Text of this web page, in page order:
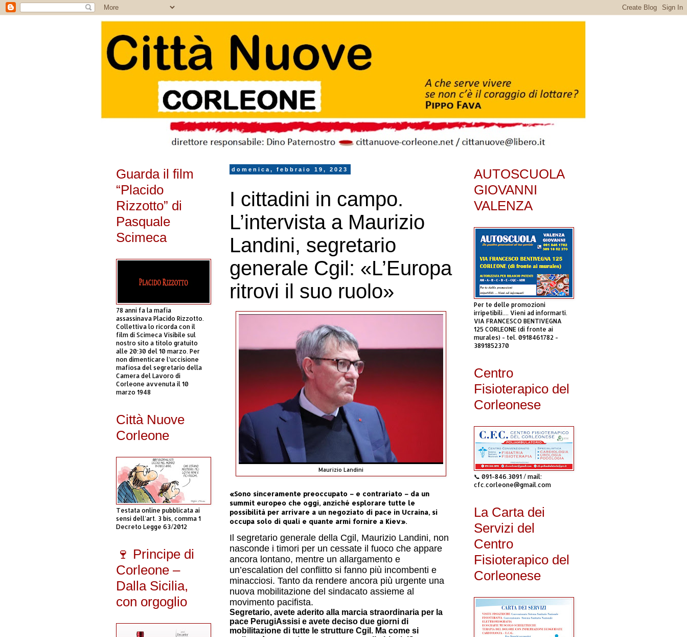
domenica, febbraio 19, 2023
I cittadini in campo.
L’intervista a Maurizio
Landini, segretario
generale Cgil: «L’Europa
ritrovi il suo ruolo»
Maurizio Landini
«Sono sinceramente preoccupato – e contrariato – da un
summit europeo che oggi, anziché esplorare tutte le
possibilità per arrivare a un negoziato di pace in Ucraina, si
occupa solo di quali e quante armi fornire a Kiev».
Il segretario generale della Cgil, Maurizio Landini, non
nasconde i timori per un cessate il fuoco che appare
ancora lontano, mentre un allargamento e
un’escalation del conflitto si fanno più incombenti e
minacciosi. Tanto da rendere ancora più urgente una
nuova mobilitazione del sindacato assieme al
movimento pacifista.
Segretario, avete aderito alla marcia straordinaria per la
pace PerugiAssisi e avete deciso due giorni di
mobilitazione di tutte le strutture Cgil. Ma come si
Guarda il film
“Placido
Rizzotto” di
Pasquale
Scimeca
78 anni fa la mafia
assassinava Placido Rizzotto.
Collettiva lo ricorda con il
film di Scimeca Visibile sul
nostro sito a titolo gratuito
alle 20:30 del 10 marzo. Per
non dimenticare l’uccisione
mafiosa del segretario della
Camera del Lavoro di
Corleone avvenuta il 10
marzo 1948
Città Nuove
Corleone
Testata online pubblicata ai
sensi dell'art. 3 bis, comma 1
Decreto Legge 63/2012
🍷 Principe di
Corleone –
Dalla Sicilia,
con orgoglio
AUTOSCUOLA
GIOVANNI
VALENZA
Per te delle promozioni
irripetibili.... Vieni ad informarti.
VIA FRANCESCO BENTIVEGNA
125 CORLEONE (di fronte ai
murales) - tel. 0918461782 -
3891852370
Centro
Fisioterapico del
Corleonese
📞 091-846.3091 / mail:
cfc.corleone@gmail.com
La Carta dei
Servizi del
Centro
Fisioterapico del
Corleonese